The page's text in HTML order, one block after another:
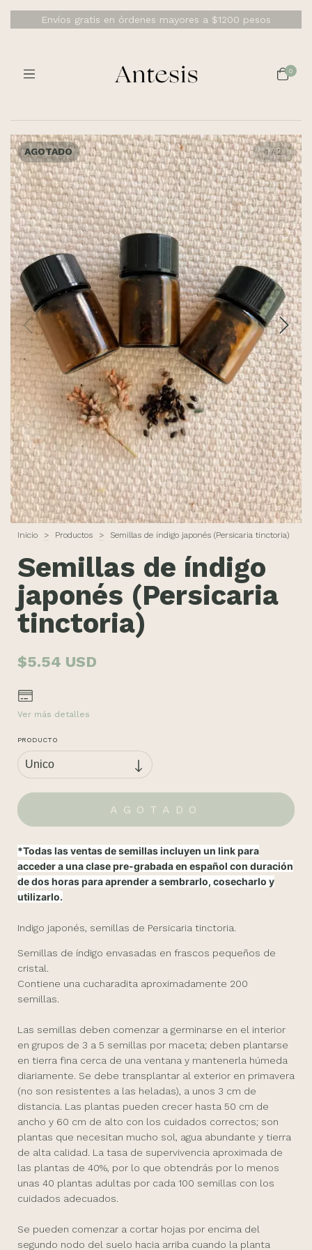
Envíos gratis en órdenes mayores a $1200 pesos
0
AGOTADO 1/ 2
Inicio > Productos > Semillas de índigo japonés (Persicaria tinctoria)
Semillas de índigo
japonés (Persicaria
tinctoria)
$5.54 USD
Ver más detalles
PRODUCTO
*Todas las ventas de semillas incluyen un link para
acceder a una clase pre-grabada en español con duración
de dos horas para aprender a sembrarlo, cosecharlo y
utilizarlo.
Indigo japonés, semillas de Persicaria tinctoria.
Semillas de índigo envasadas en frascos pequeños de
cristal.
Contiene una cucharadita aproximadamente 200
semillas.
Las semillas deben comenzar a germinarse en el interior
en grupos de 3 a 5 semillas por maceta; deben plantarse
en tierra fina cerca de una ventana y mantenerla húmeda
diariamente. Se debe transplantar al exterior en primavera
(no son resistentes a las heladas), a unos 3 cm de
distancia. Las plantas pueden crecer hasta 50 cm de
ancho y 60 cm de alto con los cuidados correctos; son
plantas que necesitan mucho sol, agua abundante y tierra
de alta calidad. La tasa de supervivencia aproximada de
las plantas de 40%, por lo que obtendrás por lo menos
unas 40 plantas adultas por cada 100 semillas con los
cuidados adecuados.
Se pueden comenzar a cortar hojas por encima del
segundo nodo del suelo hacia arriba cuando la planta